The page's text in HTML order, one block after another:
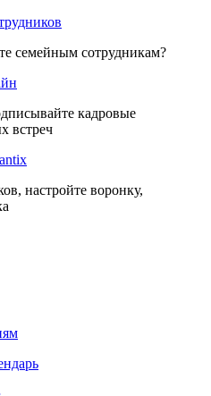
семейным сотрудникам?
кадровые
встреч
настройте воронку,